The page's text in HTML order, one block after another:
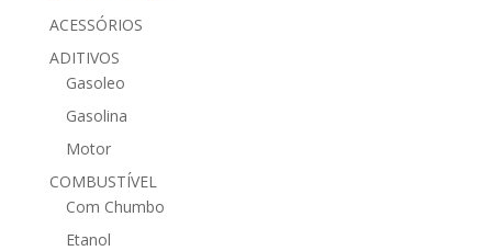
ACESSÓRIOS
ADITIVOS
Gasoleo
Gasolina
Motor
COMBUSTÍVEL
Com Chumbo
Etanol